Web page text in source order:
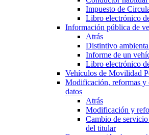
Impuesto de
Libro electrónico
Información pública de
Atrás
Distintivo
Informe de un
Libro electrónico
Vehículos de Movilidad
Modificación, reformas y
datos
Atrás
Modificación y
Cambio de
del titular